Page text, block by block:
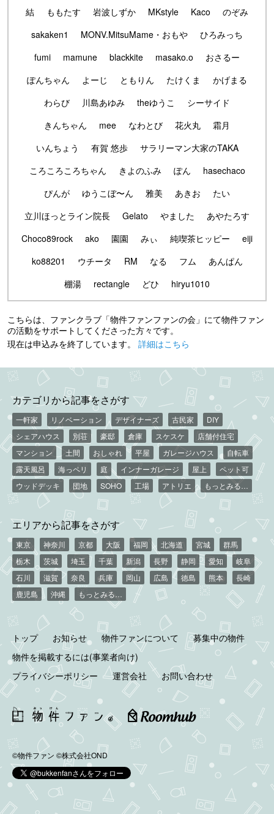
結
ももたす 岩波しずか MKstyle Kaco
のぞみ
sakaken1
MONV.MitsuMame・おもや
ひろみっち
fumi
mamune blackkite masako.o
おさるー
ぽんちゃん
よーじ ともりん たけくま
かげまる
わらび
川島あゆみ theゆうこ
シーサイド
きんちゃん
mee なわとび 花火丸
霜月
いんちょう
有賀 悠歩
サラリーマン大家のTAKA
ころころころちゃん
きよのふみ ぽん
hasechaco
ぴんが
ゆうこぼ〜ん 雅美 あきお
たい
立川ほっとライン院長
Gelato やました
あやたろす
Choco89rock
ako 園園 みぃ 純喫茶ヒッピー
eiji
ko88201
ウチータ RM なる フム
あんぱん
棚湯
rectangle どひ hiryu1010
こちらは、ファンクラブ「物件ファンファンの会」にて物件ファン
の活動をサポートしてくださった方々です。
現在は申込みを終了しています。 詳細はこちら
カテゴリから記事をさがす
一軒家 リノベーション デザイナーズ 古民家
DIY
シェアハウス
別荘 豪邸 倉庫 スケスケ
店舗付住宅
マンション
土間 おしゃれ 平屋 ガレージハウス
自転車
露天風呂
海っペリ 庭 インナーガレージ 屋上
ペット可
ウッドデッキ
団地 SOHO 工場 アトリエ もっとみる…
エリアから記事をさがす
東京 神奈川 京都 大阪 福岡 北海道 宮城
群馬
栃木
茨城 埼玉 千葉 新潟 長野 静岡 愛知
岐阜
石川
滋賀 奈良 兵庫 岡山 広島 徳島 熊本
長崎
鹿児島
沖縄 もっとみる…
トップ お知らせ 物件ファンについて
募集中の物件
物件を掲載するには(事業者向け)
プライバシーポリシー
運営会社 お問い合わせ
©物件ファン ©株式会社OND